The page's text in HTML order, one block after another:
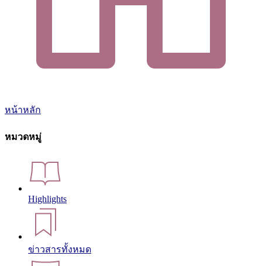
หน้าหลัก
หมวดหมู่
Highlights
ข่าวสารทั้งหมด